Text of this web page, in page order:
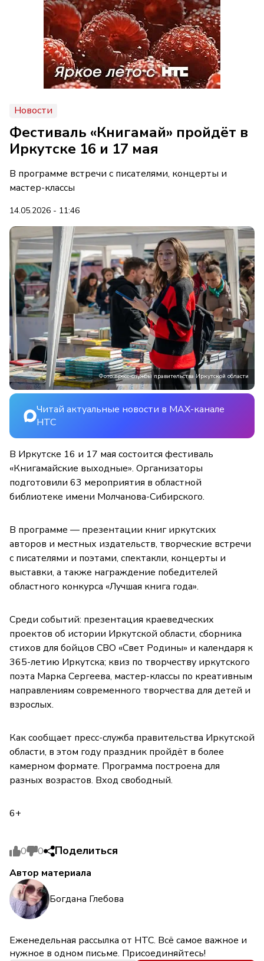
Новости
Фестиваль «Книгамай» пройдёт в
Иркутске 16 и 17 мая
В программе встречи с писателями, концерты и
мастер-классы
14.05.2026 - 11:46
Фото пресс-службы правительства Иркутской области
Читай актуальные новости в MAX-канале
НТС
В Иркутске 16 и 17 мая состоится фестиваль
«Книгамайские выходные». Организаторы
подготовили 63 мероприятия в областной
библиотеке имени Молчанова-Сибирского.
В программе — презентации книг иркутских
авторов и местных издательств, творческие встречи
с писателями и поэтами, спектакли, концерты и
выставки, а также награждение победителей
областного конкурса «Лучшая книга года».
Среди событий: презентация краеведческих
проектов об истории Иркутской области, сборника
стихов для бойцов СВО «Свет Родины» и календаря к
365-летию Иркутска; квиз по творчеству иркутского
поэта Марка Сергеева, мастер-классы по креативным
направлениям современного творчества для детей и
взрослых.
Как сообщает пресс-служба правительства Иркутской
области, в этом году праздник пройдёт в более
камерном формате. Программа построена для
разных возрастов. Вход свободный.
6+
0 0 Поделиться
Автор материала
Богдана Глебова
Еженедельная рассылка от НТС. Всё самое важное и
нужное в одном письме. Присоединяйтесь!